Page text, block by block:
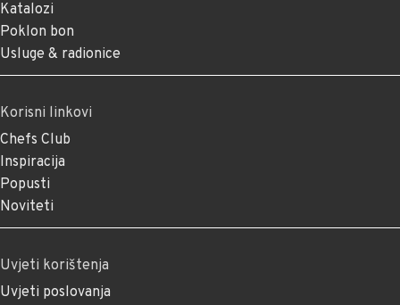
Katalozi
Poklon bon
Usluge & radionice
Korisni linkovi
Chefs Club
Inspiracija
Popusti
Noviteti
Uvjeti korištenja
Uvjeti poslovanja